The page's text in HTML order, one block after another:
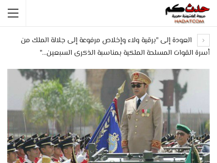
العودة إلى "برقية ولاء وإخلاص مرفوعة إلى جلالة الملك من
أسرة القوات المسلحة الملكية بمناسبة الذكرى السبعين…"